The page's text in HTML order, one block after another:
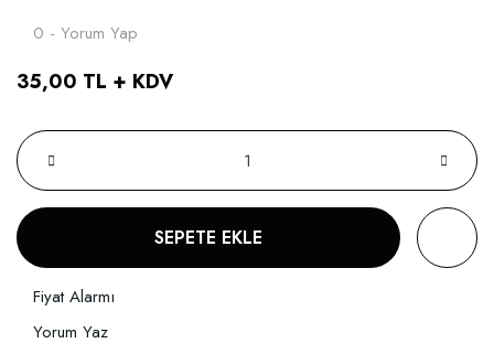
0 - Yorum Yap
35,00 TL + KDV
SEPETE EKLE
Fiyat Alarmı
Yorum Yaz